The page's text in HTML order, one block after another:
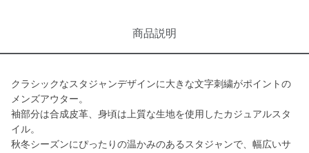
商品説明
クラシックなスタジャンデザインに大きな文字刺繍がポイントの
メンズアウター。
袖部分は合成皮革、身頃は上質な生地を使用したカジュアルスタ
イル。
秋冬シーズンにぴったりの温かみのあるスタジャンで、幅広いサ